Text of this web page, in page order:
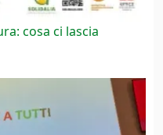
cosa ci lascia